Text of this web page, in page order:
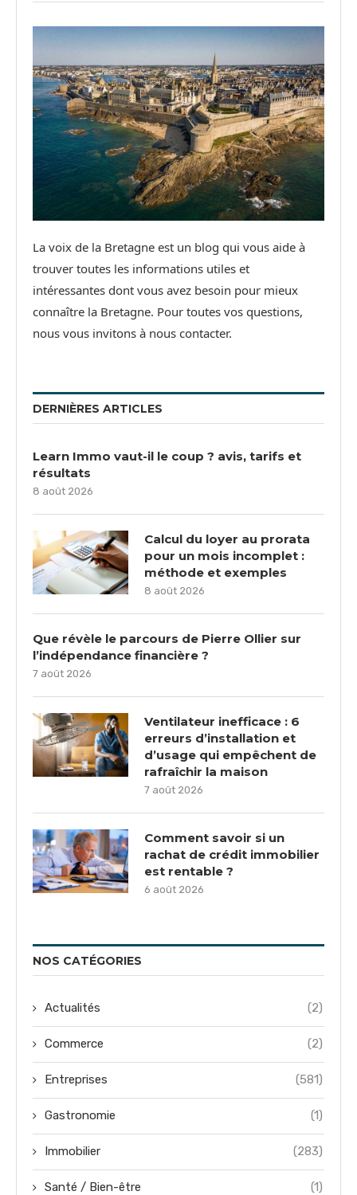
La voix de la Bretagne est un blog qui vous aide à
trouver toutes les informations utiles et
intéressantes dont vous avez besoin pour mieux
connaître la Bretagne. Pour toutes vos questions,
nous vous invitons à nous contacter.
DERNIÈRES ARTICLES
Learn Immo vaut-il le coup ? avis, tarifs et
résultats
8 août 2026
Calcul du loyer au prorata
pour un mois incomplet :
méthode et exemples
8 août 2026
Que révèle le parcours de Pierre Ollier sur
l’indépendance financière ?
7 août 2026
Ventilateur inefficace : 6
erreurs d’installation et
d’usage qui empêchent de
rafraîchir la maison
7 août 2026
Comment savoir si un
rachat de crédit immobilier
est rentable ?
6 août 2026
NOS CATÉGORIES
Actualités (2)
Commerce (2)
Entreprises (581)
Gastronomie (1)
Immobilier (283)
Santé / Bien-être (1)